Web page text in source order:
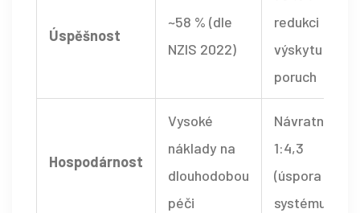
Úspěšnost
~58 % (dle
NZIS 2022)
redukci
výskytu
poruch
Hospodárnost
Vysoké
náklady na
dlouhodobou
péči
Návratnost
1:4,3
(úspora v
systému)